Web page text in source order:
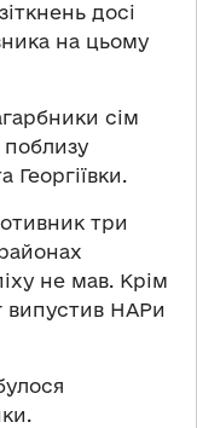
досі
на цьому
сім
поблизу
Георгіївки.
три
не мав. Крім
випустив НАРи